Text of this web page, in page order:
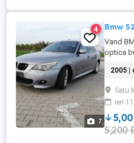
7
4 Bmw
Vand
optica
2005 |
Satu
ieri
5,200